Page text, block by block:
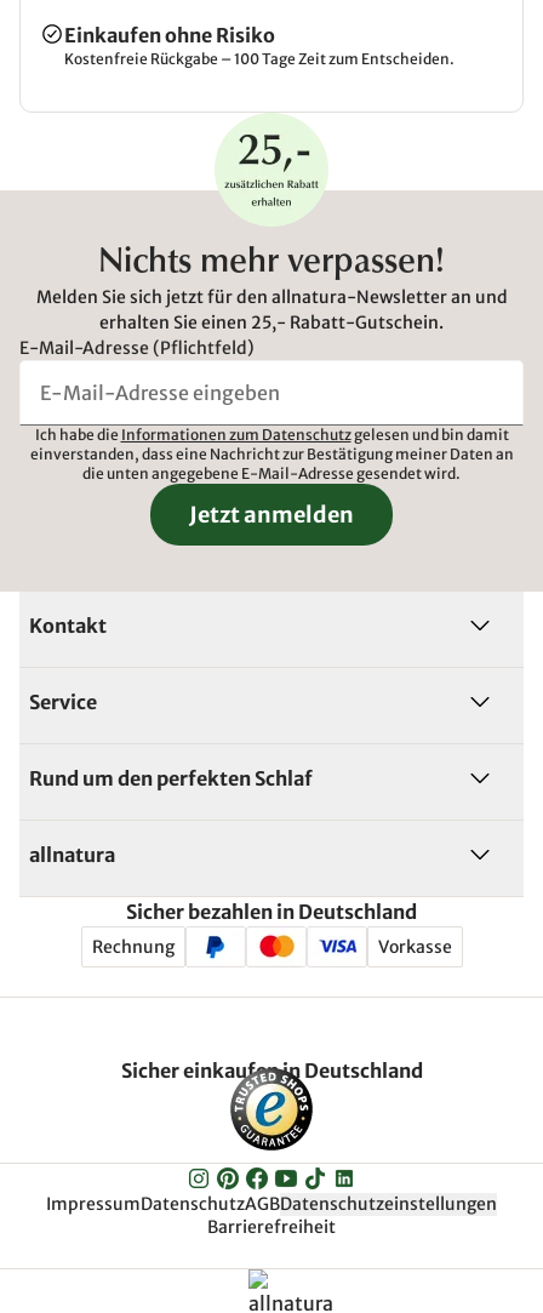
Einkaufen ohne Risiko
Kostenfreie Rückgabe – 100 Tage Zeit zum Entscheiden.
Nichts mehr verpassen!
Melden Sie sich jetzt für den allnatura-Newsletter an und
erhalten Sie einen 25,- Rabatt-Gutschein.
E-Mail-Adresse (Pflichtfeld)
Ich habe die Informationen zum Datenschutzgelesen und bin damit
einverstanden, dass eine Nachricht zur Bestätigung meiner Daten an
die unten angegebene E-Mail-Adresse gesendet wird.
Jetzt anmelden
Kontakt
Service
Rund um den perfekten Schlaf
allnatura
Sicher bezahlen in Deutschland
Rechnung Vorkasse
Sicher einkaufen in Deutschland
ImpressumDatenschutzAGBDatenschutzeinstellungen
Barrierefreiheit